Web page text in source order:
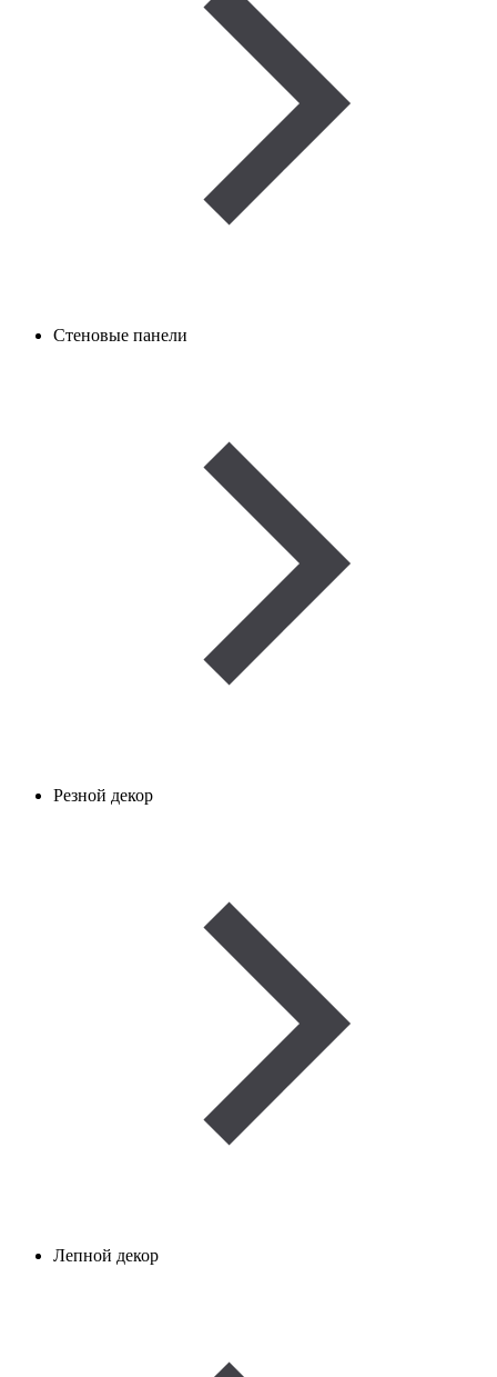
Стеновые панели
Резной декор
Лепной декор